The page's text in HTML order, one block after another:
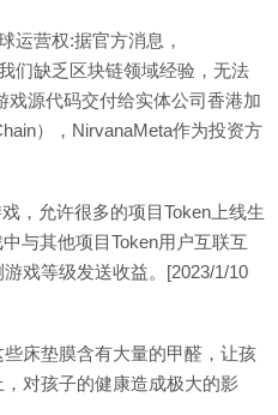
运营权:据官方消息，
们缺乏区块链领域经验，无法
源代码交付给实体公司香港加
），NirvanaMeta作为投资方
，允许很多的项目Token上线生
与其他项目Token用户互联互
戏等级发送收益。[2023/1/10
床垫膜含有大量的甲醛，让孩
对孩子的健康造成极大的影